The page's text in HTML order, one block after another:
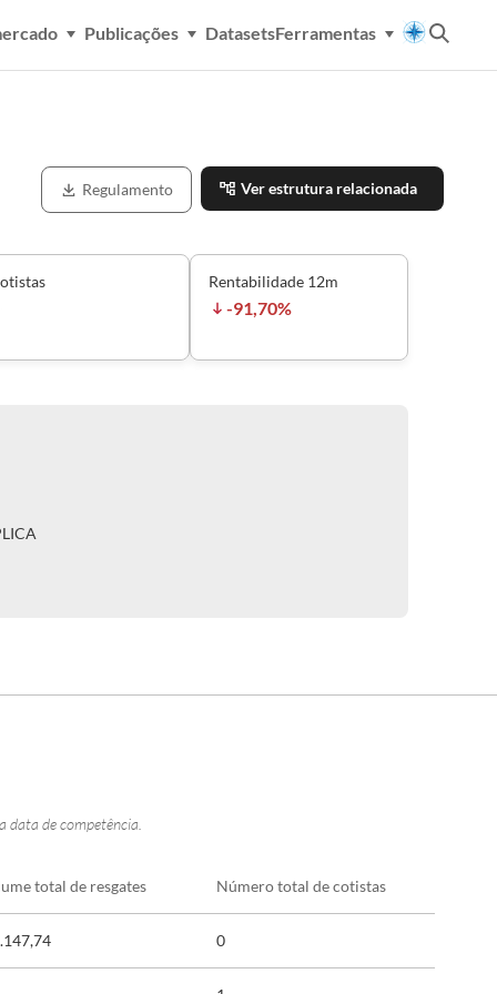
Publicações DatasetsFerramentas
Regulamento Ver estrutura relacionada
Rentabilidade 12m
-91,70%
data de competência.
total de resgates Número total de cotistas
0